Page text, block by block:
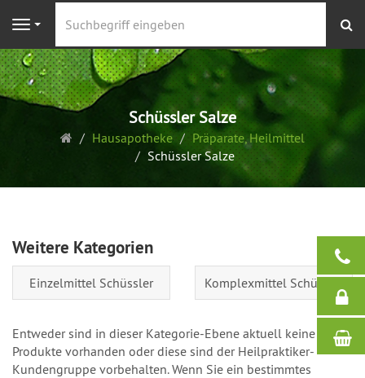
Navigation
Schüssler Salze
Startseite
Hausapotheke
Präparate, Heilmittel
Schüssler Salze
Weitere Kategorien
Einzelmittel Schüssler Komplexmittel Schüssler
Entweder sind in dieser Kategorie-Ebene aktuell keine
Produkte vorhanden oder diese sind der Heilpraktiker-
Kundengruppe vorbehalten. Wenn Sie ein bestimmtes